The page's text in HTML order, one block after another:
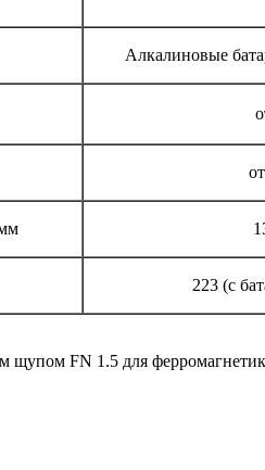
Алкалиновые
223 (с
FN 1.5 для